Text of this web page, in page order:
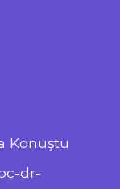
Konuştu
dr-